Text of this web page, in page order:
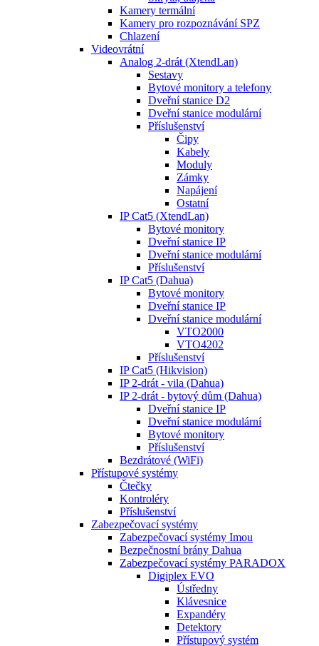
Kamery termální
Kamery pro rozpoznávání SPZ
Chlazení
Videovrátní
Analog 2-drát (XtendLan)
Sestavy
Bytové monitory a telefony
Dveřní stanice D2
Dveřní stanice modulární
Příslušenství
Čipy
Kabely
Moduly
Zámky
Napájení
Ostatní
IP Cat5 (XtendLan)
Bytové monitory
Dveřní stanice IP
Dveřní stanice modulární
Příslušenství
IP Cat5 (Dahua)
Bytové monitory
Dveřní stanice IP
Dveřní stanice modulární
VTO2000
VTO4202
Příslušenství
IP Cat5 (Hikvision)
IP 2-drát - vila (Dahua)
IP 2-drát - bytový dům (Dahua)
Dveřní stanice IP
Dveřní stanice modulární
Bytové monitory
Příslušenství
Bezdrátové (WiFi)
Přístupové systémy
Čtečky
Kontroléry
Příslušenství
Zabezpečovací systémy
Zabezpečovací systémy Imou
Bezpečnostní brány Dahua
Zabezpečovací systémy PARADOX
Digiplex EVO
Ústředny
Klávesnice
Expandéry
Detektory
Přístupový systém